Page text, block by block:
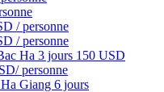
/ personne
/ personne
Ha 3 jours 150 USD
personne
Giang 6 jours